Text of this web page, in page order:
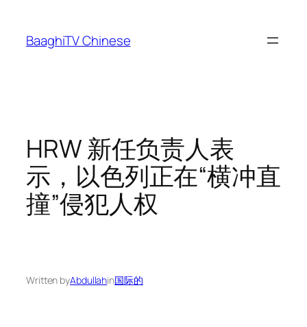
content
BaaghiTV Chinese
HRW 新任负责人表
示，以色列正在“横冲直
撞”侵犯人权
Written byAbdullahin国际的